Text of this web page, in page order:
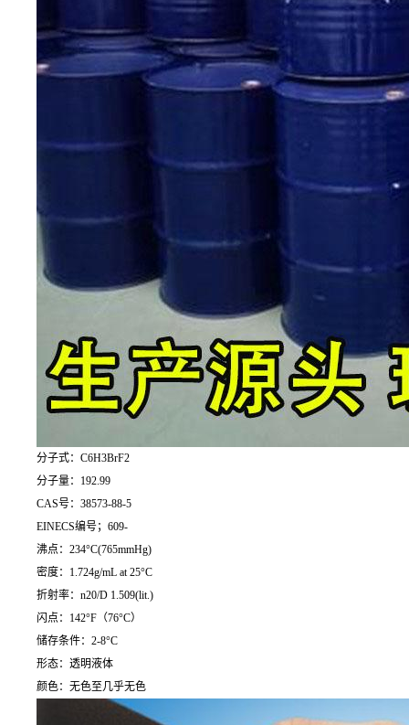
分子式：C6H3BrF2
分子量：192.99
CAS号：38573-88-5
EINECS编号；609-
沸点：234°C(765mmHg)
密度：1.724g/mL at 25°C
折射率：n20/D 1.509(lit.)
闪点：142°F（76°C）
储存条件：2-8°C
形态：透明液体
颜色：无色至几乎无色